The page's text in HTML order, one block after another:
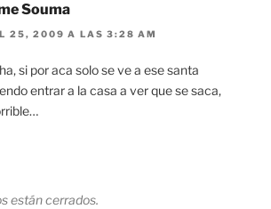
Souma
25, 2009 A LAS 3:28 AM
si por aca solo se ve a ese santa
entrar a la casa a ver que se saca,
están cerrados.